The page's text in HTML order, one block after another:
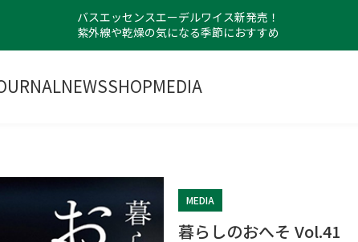
バスエッセンスエーデルワイス新発売！
紫外線や乾燥の気になる季節におすすめ
NEWSSHOPMEDIA
MEDIA
暮らしのおへそ Vol.41